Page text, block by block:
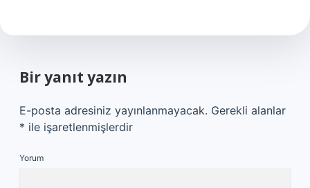
Bir yanıt yazın
E-posta adresiniz yayınlanmayacak. Gerekli alanlar
* ile işaretlenmişlerdir
Yorum